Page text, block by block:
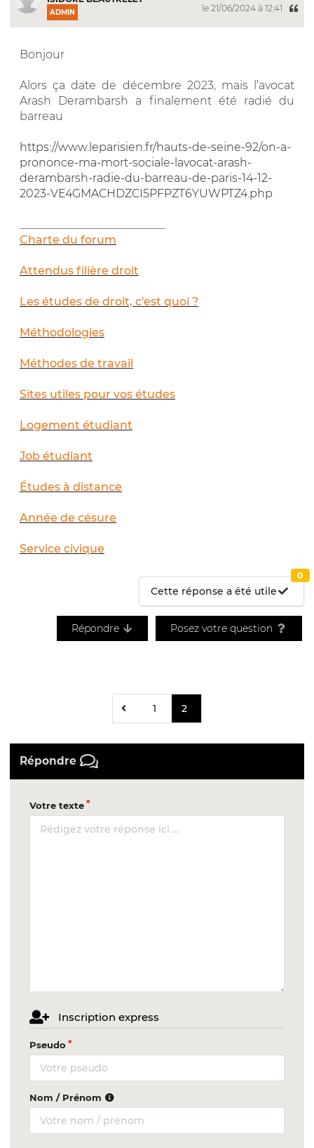
ADMIN
le 21/06/2024 à 12:41
Bonjour
Alors ça date de décembre 2023, mais l’avocat
Arash Derambarsh a finalement été radié du
barreau
https://www.leparisien.fr/hauts-de-seine-92/on-a-
prononce-ma-mort-sociale-lavocat-arash-
derambarsh-radie-du-barreau-de-paris-14-12-
2023-VE4GMACHDZCI5PFPZT6YUWPTZ4.php
Charte du forum
Attendus filière droit
Les études de droit, c'est quoi ?
Méthodologies
Méthodes de travail
Sites utiles pour vos études
Logement étudiant
Job étudiant
Études à distance
Année de césure
Service civique
Cette réponse a été utile
0
Répondre Posez votre question
1 2
Répondre
Votre texte
Inscription express
Pseudo
Nom / Prénom